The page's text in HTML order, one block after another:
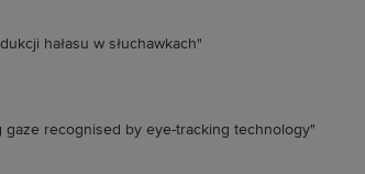
hałasu w słuchawkach"
recognised by eye-tracking technology"